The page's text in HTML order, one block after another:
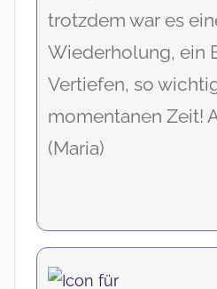
trotzdem war es
Wiederholung, ein
Vertiefen, so
momentanen Zeit!
(Maria)